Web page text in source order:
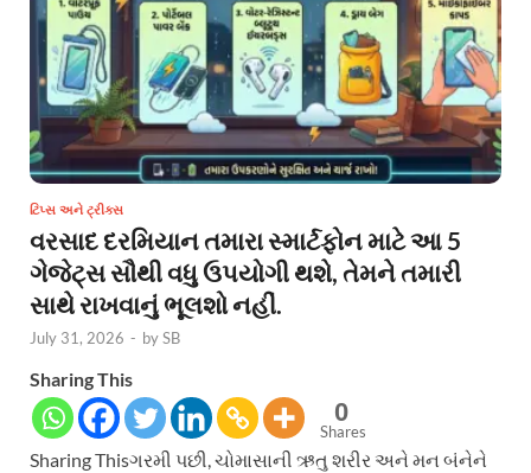
ટિપ્સ અને ટ્રીક્સ
વરસાદ દરમિયાન તમારા સ્માર્ટફોન માટે આ 5
ગેજેટ્સ સૌથી વધુ ઉપયોગી થશે, તેમને તમારી
સાથે રાખવાનું ભૂલશો નહીં.
July 31, 2026 - bySB
Sharing This
0
Shares
Sharing Thisગરમી પછી, ચોમાસાની ઋતુ શરીર અને મન બંનેને